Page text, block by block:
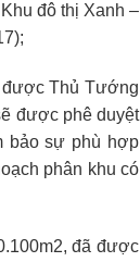
đô thị Xanh –
được Thủ Tướng
được phê duyệt
bảo sự phù hợp
phân khu có
đã được